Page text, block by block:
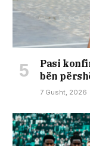
Pasi
bën
7 Gusht, 2026